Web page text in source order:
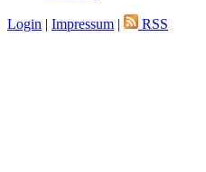
Login | Impressum | RSS